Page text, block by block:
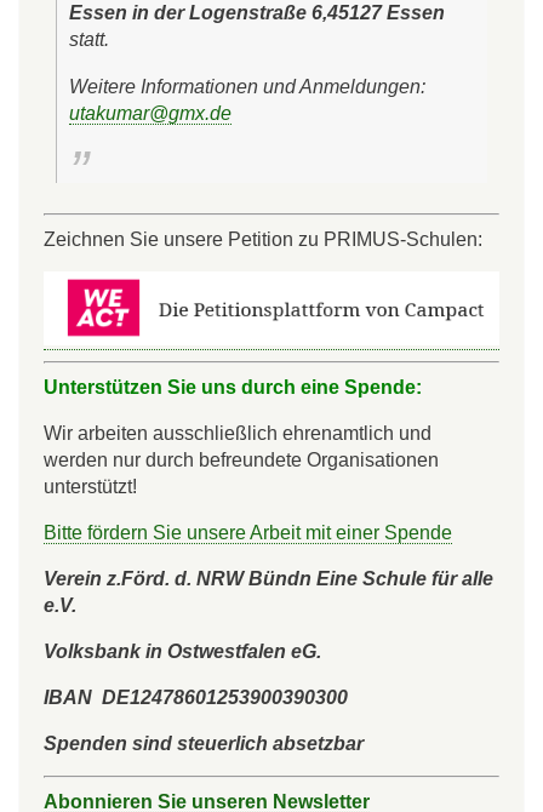
Essen in der Logenstraße 6,45127 Essen
statt.
Weitere Informationen und Anmeldungen:
utakumar@gmx.de
Zeichnen Sie unsere Petition zu PRIMUS-Schulen:
Unterstützen Sie uns durch eine Spende:
Wir arbeiten ausschließlich ehrenamtlich und
werden nur durch befreundete Organisationen
unterstützt!
Bitte fördern Sie unsere Arbeit mit einer Spende
Verein z.Förd. d. NRW Bündn Eine Schule für alle
e.V.
Volksbank in Ostwestfalen eG.
IBAN DE12478601253900390300
Spenden sind steuerlich absetzbar
Abonnieren Sie unseren Newsletter